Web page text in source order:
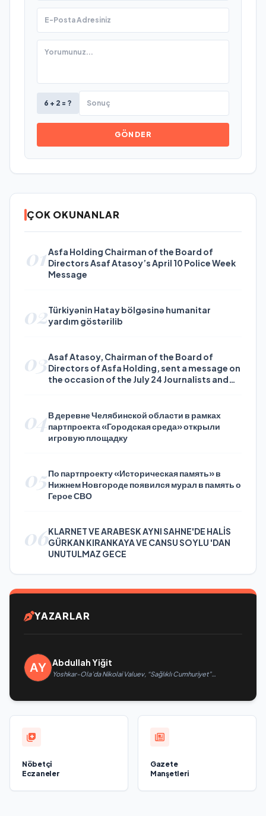
6 + 2 = ?
GÖNDER
ÇOK OKUNANLAR
01 Asfa Holding Chairman of the Board of
Directors Asaf Atasoy’s April 10 Police Week
Message
02Türkiyənin Hatay bölgəsinə humanitar
yardım göstərilib
03Asaf Atasoy, Chairman of the Board of
Directors of Asfa Holding, sent a message on
the occasion of the July 24 Journalists and
04В деревне Челябинской области в рамках
партпроекта «Городская среда» открыли
игровую площадку
05По партпроекту «Историческая память» в
Нижнем Новгороде появился мурал в память о
Герое СВО
06KLARNET VE ARABESK AYNI SAHNE'DE HALİS
GÜRKAN KIRANKAYA VE CANSU SOYLU 'DAN
UNUTULMAZ GECE
YAZARLAR
Abdullah Yiğit
Yoshkar-Ola’da Nikolai Valuev, “Sağlıklı Cumhuriyet”
Nöbetçi
Eczaneler
Gazete
Manşetleri